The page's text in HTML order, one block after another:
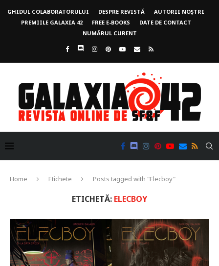
GHIDUL COLABORATORULUI DESPRE REVISTĂ
AUTORII NOȘTRI
PREMIILE GALAXIA 42
FREE E-BOOKS
DATE DE CONTACT
NUMĂRUL CURENT
Home Etichete Posts tagged with "Elecboy"
ETICHETĂ: ELECBOY